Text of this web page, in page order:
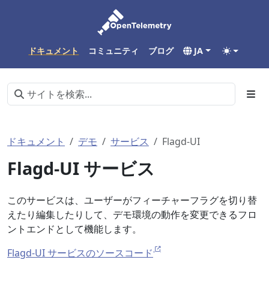
ドキュメント コミュニティ ブログ JA
ドキュメント デモ サービス Flagd-UI
Flagd-UI サービス
このサービスは、ユーザーがフィーチャーフラグを切り替
えたり編集したりして、デモ環境の動作を変更できるフロ
ントエンドとして機能します。
Flagd-UI サービスのソースコード